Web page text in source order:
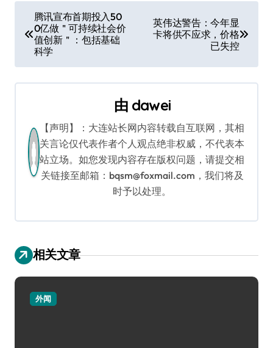
章
导
航
腾讯宣布首期投入50
0亿做＂可持续社会价
值创新＂：包括基础
科学
英伟达警告：今年显
卡将供不应求，价格
已失控
由 dawei
【声明】：大连站长网内容转载自互联网，其相
关言论仅代表作者个人观点绝非权威，不代表本
站立场。如您发现内容存在版权问题，请提交相
关链接至邮箱：bqsm@foxmail.com，我们将及
时予以处理。
相关文章
外闻